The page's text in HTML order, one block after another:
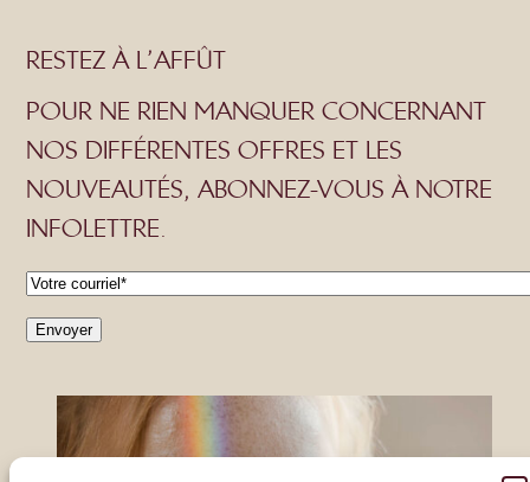
RESTEZ À L’AFFÛT
POUR NE RIEN MANQUER CONCERNANT
NOS DIFFÉRENTES OFFRES ET LES
NOUVEAUTÉS, ABONNEZ-VOUS À NOTRE
INFOLETTRE.
C
oEnvoyer